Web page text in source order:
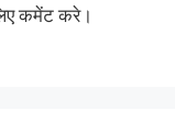
कमेंट करे।